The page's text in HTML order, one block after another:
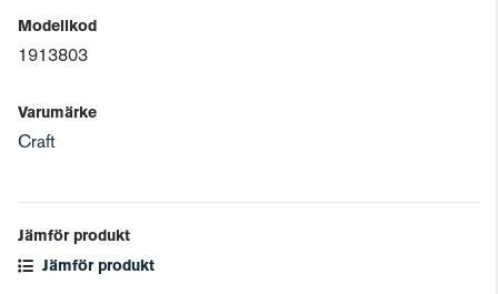
Modellkod
1913803
Varumärke
Craft
Jämför produkt
Jämför produkt